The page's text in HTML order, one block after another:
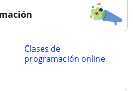
Clases de
programación online